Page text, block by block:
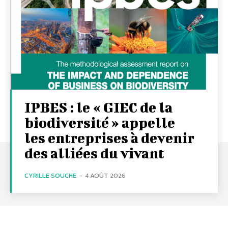
IPBES : le « GIEC de la
biodiversité » appelle
les entreprises à devenir
des alliées du vivant
CYRILLE SOUCHE - 4 AOÛT 2026